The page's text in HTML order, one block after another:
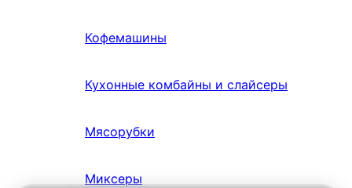
Кофемашины
Кухонные комбайны и слайсеры
Мясорубки
Миксеры